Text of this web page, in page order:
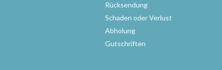
Rücksendung
Schaden oder Verlust
Abholung
Gutschriften